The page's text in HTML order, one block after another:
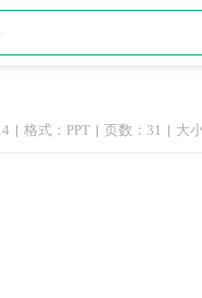
格式：PPT 页数：31 大